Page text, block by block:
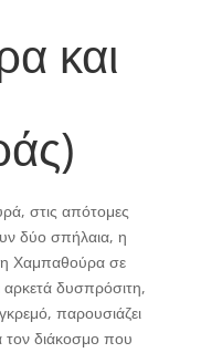
και
στις απότομες
δύο σπήλαια, η
Χαμπαθούρα σε
δυσπρόσιτη,
παρουσιάζει
τον διάκοσμο που